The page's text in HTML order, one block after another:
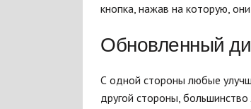
кнопка, нажав на которую,
Обновленный
С одной стороны любые
другой стороны,